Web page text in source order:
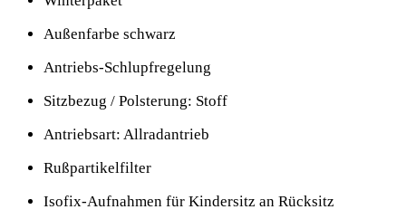
Außenfarbe schwarz
Antriebs-Schlupfregelung
Sitzbezug / Polsterung: Stoff
Antriebsart: Allradantrieb
Rußpartikelfilter
Isofix-Aufnahmen für Kindersitz an Rücksitz